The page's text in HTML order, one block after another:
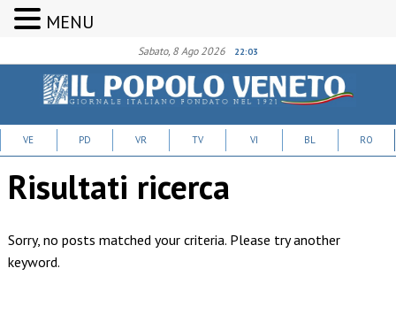
Sabato, 8 Ago 2026 22:03
VE PD VR TV VI BL RO
Risultati ricerca
Sorry, no posts matched your criteria. Please try another
keyword.
MENU